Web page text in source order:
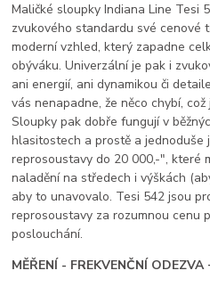
Maličké sloupky Indiana Line Tesi
zvukového standardu své cenové
moderní vzhled, který zapadne
obýváku. Univerzální je pak i
ani energií, ani dynamikou či
vás nenapadne, že něco chybí,
Sloupky pak dobře fungují v
hlasitostech a prostě a jednoduše
reprosoustavy do 20 000,-", které
naladění na středech i výškách
aby to unavovalo. Tesi 542 jsou
reprosoustavy za rozumnou cenu
poslouchání.
MĚŘENÍ - FREKVENČNÍ ODEZVA